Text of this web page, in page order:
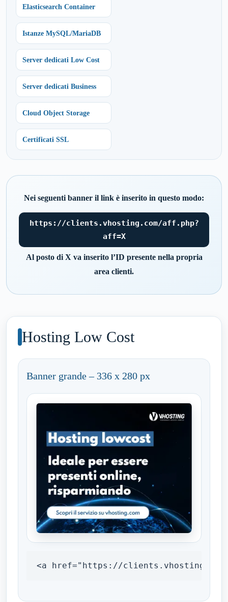
Elasticsearch Container
Istanze MySQL/MariaDB
Server dedicati Low Cost
Server dedicati Business
Cloud Object Storage
Certificati SSL
Nei seguenti banner il link è inserito in questo modo:
https://clients.vhosting.com/aff.php?
aff=X
Al posto di X va inserito l’ID presente nella propria
area clienti.
Hosting Low Cost
Banner grande – 336 x 280 px
<a href="https://clients.vhosting.com/